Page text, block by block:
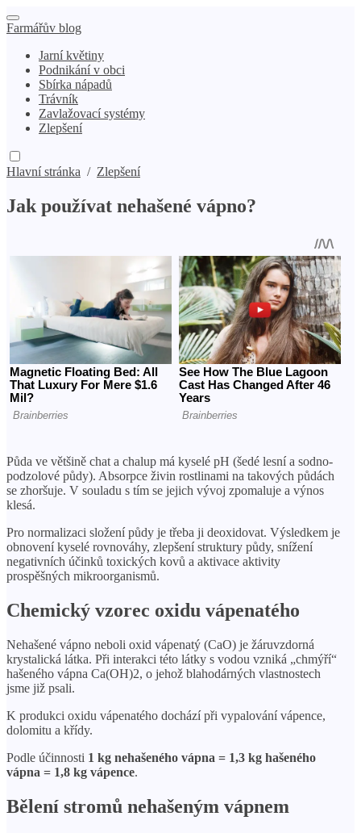
Farmářův blog
Jarní květiny
Podnikání v obci
Sbírka nápadů
Trávník
Zavlažovací systémy
Zlepšení
Hlavní stránka / Zlepšení
Jak používat nehašené vápno?
Půda ve většině chat a chalup má kyselé pH (šedé lesní a sodno-
podzolové půdy). Absorpce živin rostlinami na takových půdách
se zhoršuje. V souladu s tím se jejich vývoj zpomaluje a výnos
klesá.
Pro normalizaci složení půdy je třeba ji deoxidovat. Výsledkem je
obnovení kyselé rovnováhy, zlepšení struktury půdy, snížení
negativních účinků toxických kovů a aktivace aktivity
prospěšných mikroorganismů.
Chemický vzorec oxidu vápenatého
Nehašené vápno neboli oxid vápenatý (CaO) je žáruvzdorná
krystalická látka. Při interakci této látky s vodou vzniká „chmýří“
hašeného vápna Ca(OH)2, o jehož blahodárných vlastnostech
jsme již psali.
K produkci oxidu vápenatého dochází při vypalování vápence,
dolomitu a křídy.
Podle účinnosti 1 kg nehašeného vápna = 1,3 kg hašeného
vápna = 1,8 kg vápence.
Bělení stromů nehašeným vápnem